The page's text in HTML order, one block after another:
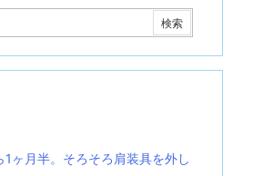
1ヶ月半。そろそろ肩装具を外し